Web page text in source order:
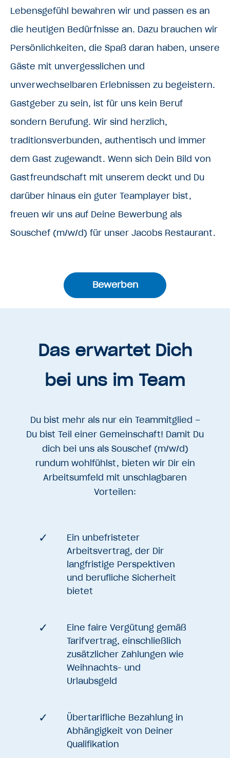
Lebensgefühl bewahren wir und passen es an
die heutigen Bedürfnisse an. Dazu brauchen wir
Persönlichkeiten, die Spaß daran haben, unsere
Gäste mit unvergesslichen und
unverwechselbaren Erlebnissen zu begeistern.
Gastgeber zu sein, ist für uns kein Beruf
sondern Berufung. Wir sind herzlich,
traditionsverbunden, authentisch und immer
dem Gast zugewandt. Wenn sich Dein Bild von
Gastfreundschaft mit unserem deckt und Du
darüber hinaus ein guter Teamplayer bist,
freuen wir uns auf Deine Bewerbung als
Souschef (m/w/d) für unser Jacobs Restaurant.
Bewerben
Das erwartet Dich
bei uns im Team
Du bist mehr als nur ein Teammitglied –
Du bist Teil einer Gemeinschaft! Damit Du
dich bei uns als Souschef (m/w/d)
rundum wohlfühlst, bieten wir Dir ein
Arbeitsumfeld mit unschlagbaren
Vorteilen:
Ein unbefristeter
Arbeitsvertrag, der Dir
langfristige Perspektiven
und berufliche Sicherheit
bietet
Eine faire Vergütung gemäß
Tarifvertrag, einschließlich
zusätzlicher Zahlungen wie
Weihnachts- und
Urlaubsgeld
Übertarifliche Bezahlung in
Abhängigkeit von Deiner
Qualifikation